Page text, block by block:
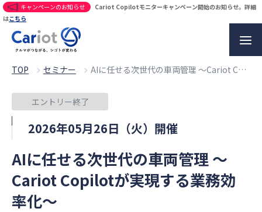
キャンペーンのお知らせ
Cariot Copilotモニターキャンペーン開始のお知らせ。詳細
はこちら
TOP セミナー AIに任せる次世代の車両管理 ～Cariot Copilotが実現する業務効率化～
2026年05月26日（火）開催
エントリー終了
AIに任せる次世代の車両管理 ～
Cariot Copilotが実現する業務効
率化～